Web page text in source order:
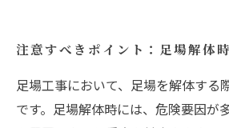
注意すべきポイント：足場解体
足場工事において、足場を解体する
です。足場解体時には、危険要因が